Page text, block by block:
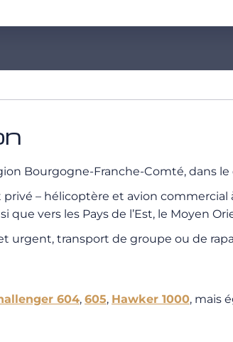
Bourgogne-Franche-Comté, dans le
– hélicoptère et avion
vers les Pays de l’Est, le Moyen
urgent, transport de groupe ou de
604, 605, Hawker 1000, mais